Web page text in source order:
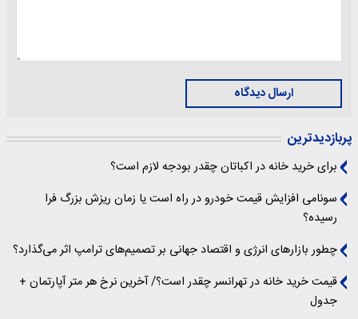
ارسال دیدگاه
پربازدیدترین
برای خرید خانه در اکباتان چقدر بودجه لازم است؟
سونامی افزایش قیمت خودرو در راه است یا زمان ریزش بزرگ فرا
رسیده؟
چطور بازارهای انرژی و اقتصاد جهانی بر تصمیم‌های ترامپ اثر می‌گذارد؟
قیمت خرید خانه در تهرانسر چقدر است؟/ آخرین نرخ هر متر آپارتمان +
جدول